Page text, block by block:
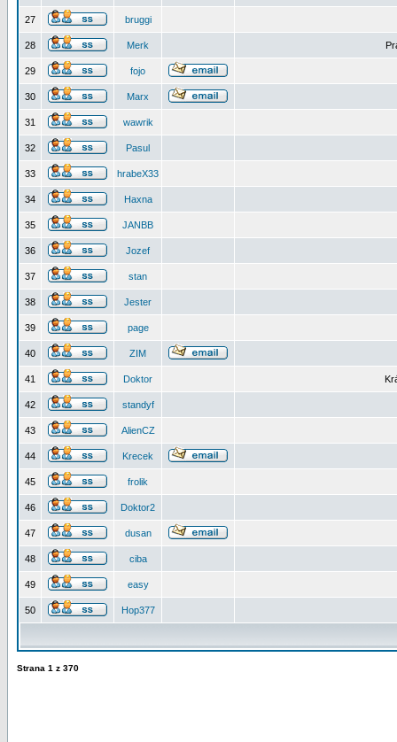
27 bruggi
28 Merk
29 fojo
30 Marx
31 wawrik
32 Pasul
33 hrabeX33
34 Haxna
35 JANBB
36 Jozef
37 stan
38 Jester
39 page
40 ZIM
41 Doktor
42 standyf
43 AlienCZ
44 Krecek
45 frolik
46 Doktor2
47 dusan
48 ciba
49 easy
50 Hop377
Strana 1 z 370